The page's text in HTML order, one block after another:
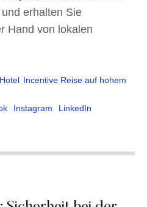
und erhalten Sie
Hand von lokalen
Hotel Incentive Reise auf hohem
Instagram LinkedIn